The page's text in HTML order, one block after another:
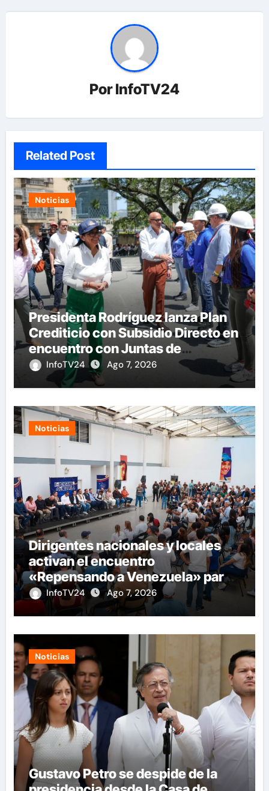
PorInfoTV24
Related Post
Noticias
Presidenta Rodríguez lanza Plan
Crediticio con Subsidio Directo en
encuentro con Juntas de
Condominio
InfoTV24 Ago 7, 2026
Noticias
Dirigentes nacionales y locales
activan el encuentro
«Repensando a Venezuela» para
impulsar propuestas desde las
comunidades
InfoTV24 Ago 7, 2026
Noticias
Gustavo Petro se despide de la